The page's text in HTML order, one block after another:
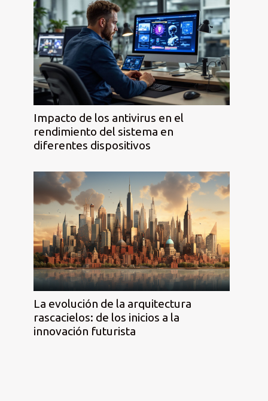
Impacto de los antivirus en el
rendimiento del sistema en
diferentes dispositivos
La evolución de la arquitectura
rascacielos: de los inicios a la
innovación futurista